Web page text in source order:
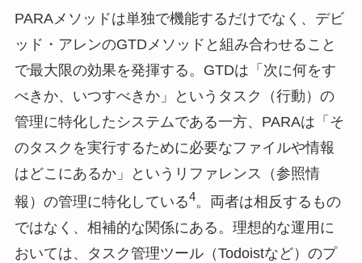
PARAメソッドは単独で機能するだけでなく、デビ
ッド・アレンのGTDメソッドと組み合わせること
で最大限の効果を発揮する。GTDは「次に何をす
べきか、いつすべきか」というタスク（行動）の
管理に特化したシステムである一方、PARAは「そ
のタスクを実行するために必要なファイルや情報
はどこにあるか」というリファレンス（参照情
報）の管理に特化している4。両者は相反するもの
ではなく、相補的な関係にある。理想的な運用に
おいては、タスク管理ツール（Todoistなど）のプ